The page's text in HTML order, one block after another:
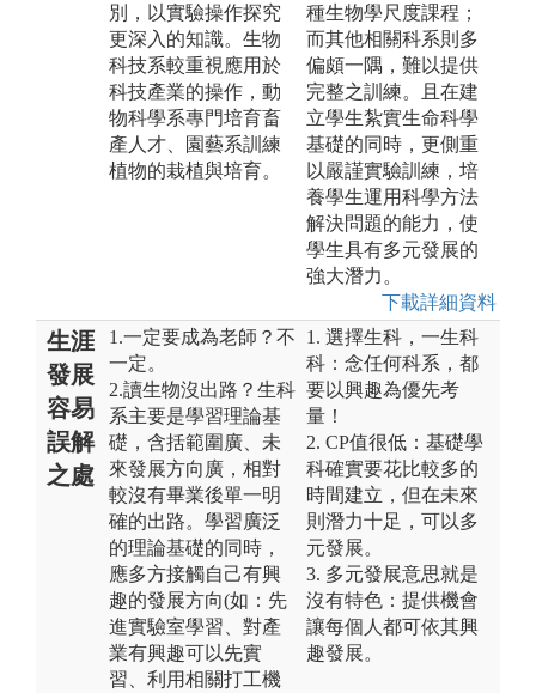
別，以實驗操作探究
更深入的知識。生物
科技系較重視應用於
科技產業的操作，動
物科學系專門培育畜
產人才、園藝系訓練
植物的栽植與培育。
種生物學尺度課程；
而其他相關科系則多
偏頗一隅，難以提供
完整之訓練。且在建
立學生紮實生命科學
基礎的同時，更側重
以嚴謹實驗訓練，培
養學生運用科學方法
解決問題的能力，使
學生具有多元發展的
強大潛力。
下載詳細資料
生涯
發展
容易
誤解
之處
1.一定要成為老師？不
一定。
2.讀生物沒出路？生科
系主要是學習理論基
礎，含括範圍廣、未
來發展方向廣，相對
較沒有畢業後單一明
確的出路。學習廣泛
的理論基礎的同時，
應多方接觸自己有興
趣的發展方向(如：先
進實驗室學習、對產
業有興趣可以先實
習、利用相關打工機
1. 選擇生科，一生科
科：念任何科系，都
要以興趣為優先考
量！
2. CP值很低：基礎學
科確實要花比較多的
時間建立，但在未來
則潛力十足，可以多
元發展。
3. 多元發展意思就是
沒有特色：提供機會
讓每個人都可依其興
趣發展。